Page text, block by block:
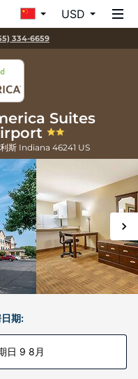
USD
334-6659
Suites
斯 Indiana 46241 US
期:
日 9 8月